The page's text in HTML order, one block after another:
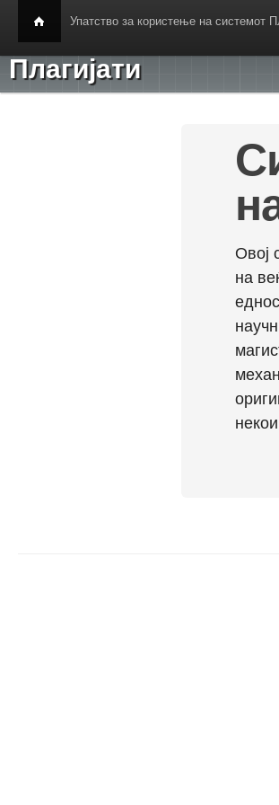
Упатство за користење на системот
Плагијати
Овој
на